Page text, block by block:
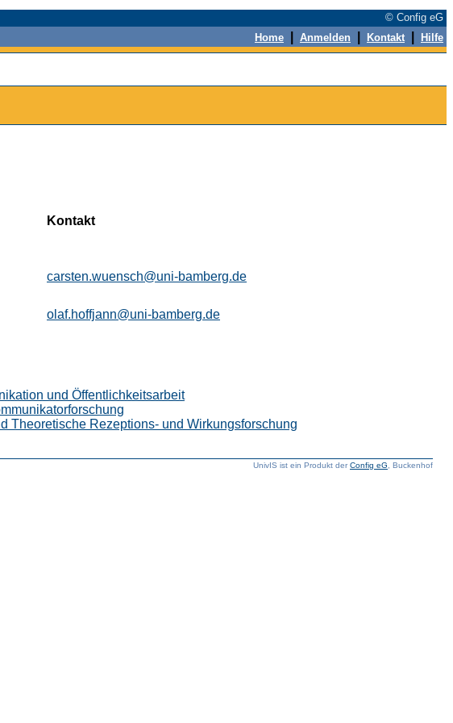
© Config eG
Home Anmelden Kontakt Hilfe
Kontakt
carsten.wuensch@uni-bamberg.de
olaf.hoffjann@uni-bamberg.de
und Öffentlichkeitsarbeit
Theoretische Rezeptions- und Wirkungsforschung
UnivIS ist ein Produkt derConfig eG , Buckenhof